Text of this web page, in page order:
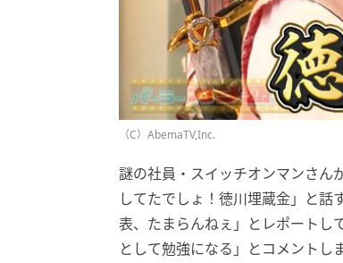
（C）AbemaTV,Inc.
謎の社員・スイッチオンマンさん
してたでしょ！徳川埋蔵金」と話
表、たまらんねぇ」とレポートし
として勉強になる」とコメントし